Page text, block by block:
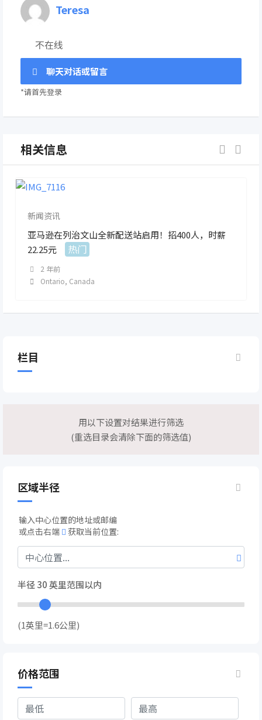
Teresa
不在线
聊天对话或留言
*请首先登录
相关信息
新闻资讯
亚马逊在列治文山全新配送站启用！招400人，时薪
22.25元
热门
2 年前
Ontario, Canada
栏目
用以下设置对结果进行筛选
(重选目录会清除下面的筛选值)
区域半径
输入中心位置的地址或邮编
或点击右端
获取当前位置:
半径30英里范围以内
(1英里=1.6公里)
价格范围